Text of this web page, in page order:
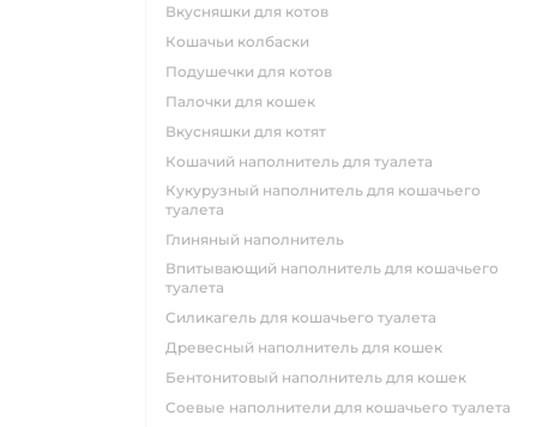
вкусняшки для котов
кошачьи колбаски
подушечки для котов
палочки для кошек
вкусняшки для котят
кошачий наполнитель для туалета
кукурузный наполнитель для кошачьего
туалета
глиняный наполнитель
впитывающий наполнитель для кошачьего
туалета
силикагель для кошачьего туалета
древесный наполнитель для кошек
бентонитовый наполнитель для кошек
соевые наполнители для кошачьего туалета